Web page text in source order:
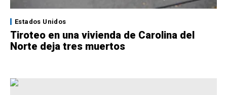
Estados Unidos
Tiroteo en una vivienda de Carolina del
Norte deja tres muertos